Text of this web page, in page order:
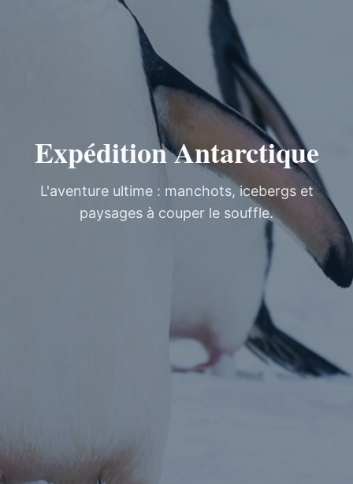
Expédition Antarctique
L'aventure ultime : manchots, icebergs et
paysages à couper le souffle.